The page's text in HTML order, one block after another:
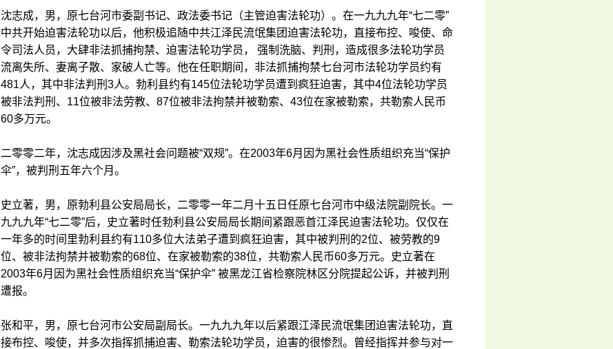
沈志成，男，原七台河市委副书记、政法委书记（主管迫害法轮功）。在一九九九年“七二零”
中共开始迫害法轮功以后，他积极追随中共江泽民流氓集团迫害法轮功，直接布控、唆使、命
令司法人员，大肆非法抓捕拘禁、迫害法轮功学员， 强制洗脑、判刑，造成很多法轮功学员
流离失所、妻离子散、家破人亡等。他在任职期间，非法抓捕拘禁七台河市法轮功学员约有
481人，其中非法判刑3人。勃利县约有145位法轮功学员遭到疯狂迫害，其中4位法轮功学员
被非法判刑、11位被非法劳教、87位被非法拘禁并被勒索、43位在家被勒索，共勒索人民币
60多万元。
二零零二年，沈志成因涉及黑社会问题被“双规”。在2003年6月因为黑社会性质组织充当“保护
伞”，被判刑五年六个月。
史立著，男，原勃利县公安局局长，二零零一年二月十五日任原七台河市中级法院副院长。一
九九九年“七二零”后，史立著时任勃利县公安局局长期间紧跟恶首江泽民迫害法轮功。仅仅在
一年多的时间里勃利县约有110多位大法弟子遭到疯狂迫害，其中被判刑的2位、被劳教的9
位、被非法拘禁并被勒索的68位、在家被勒索的38位，共勒索人民币60多万元。史立著在
2003年6月因为黑社会性质组织充当“保护伞” 被黑龙江省检察院林区分院提起公诉，并被判刑
遭报。
张和平，男，原七台河市公安局副局长。一九九九年以后紧跟江泽民流氓集团迫害法轮功，直
接布控、唆使，并多次指挥抓捕迫害、勒索法轮功学员，迫害的很惨烈。曾经指挥并参与对一